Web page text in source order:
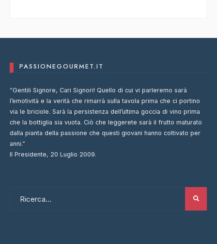
PASSIONEGOURMET.IT
“Gentili Signore, Cari Signori! Quello di cui vi parleremo sarà
l’emotività e la verità che rimarrà sulla tavola prima che ci portino
via le briciole. Sarà la persistenza dell’ultima goccia di vino prima
che la bottiglia sia vuota. Ciò che leggerete sarà il frutto maturato
dalla pianta della passione che questi giovani hanno coltivato per
anni.”
Il Presidente, 20 Luglio 2009.